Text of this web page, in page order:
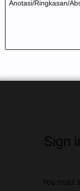
Anotasi/Ringkasan/